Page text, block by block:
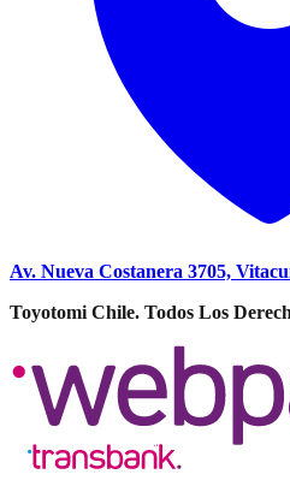
Av. Nueva Costanera 3705,
Toyotomi Chile. Todos Los